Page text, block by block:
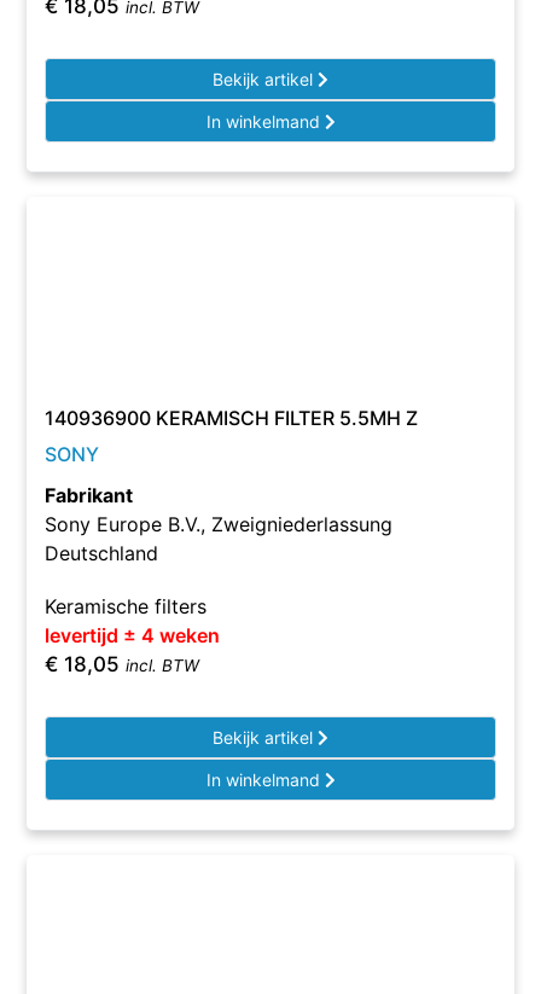
€ 18,05 incl. BTW
Bekijk artikel
In winkelmand
140936900 KERAMISCH FILTER 5.5MH Z
SONY
Fabrikant
Sony Europe B.V., Zweigniederlassung
Deutschland
Keramische filters
levertijd ± 4 weken
€ 18,05 incl. BTW
Bekijk artikel
In winkelmand